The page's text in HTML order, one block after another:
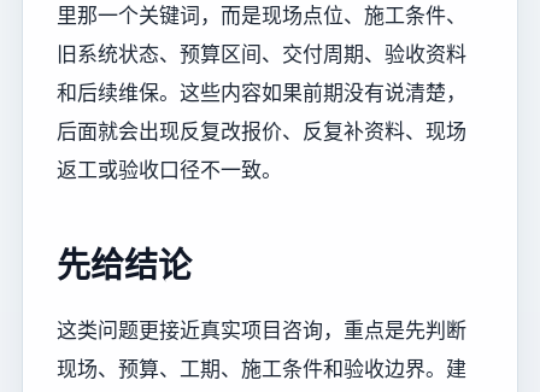
里那一个关键词，而是现场点位、施工条件、
旧系统状态、预算区间、交付周期、验收资料
和后续维保。这些内容如果前期没有说清楚，
后面就会出现反复改报价、反复补资料、现场
返工或验收口径不一致。
先给结论
这类问题更接近真实项目咨询，重点是先判断
现场、预算、工期、施工条件和验收边界。建